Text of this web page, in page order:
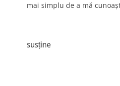
mai simplu de a mă
susține